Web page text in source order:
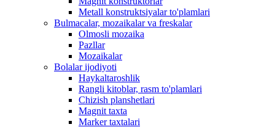
Metall konstruktsiyalar to'plamlari
Bulmacalar, mozaikalar va freskalar
Olmosli mozaika
Pazllar
Mozaikalar
Bolalar ijodiyoti
Haykaltaroshlik
Rangli kitoblar, rasm to'plamlari
Chizish planshetlari
Magnit taxta
Marker taxtalari